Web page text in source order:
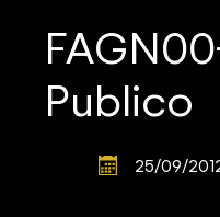
Publico
25/09/